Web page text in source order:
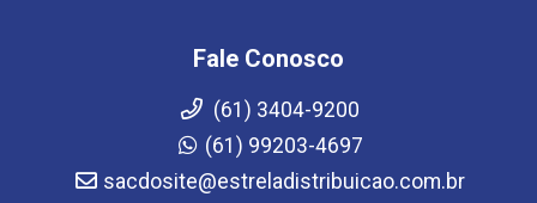
Fale Conosco
(61) 3404-9200
(61) 99203-4697
sacdosite@estreladistribuicao.com.br